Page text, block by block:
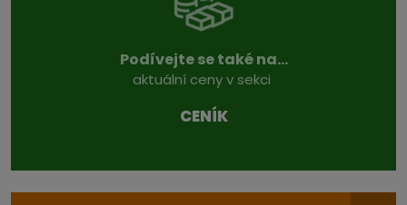
Podívejte se také na...
aktuální ceny v sekci
CENÍK